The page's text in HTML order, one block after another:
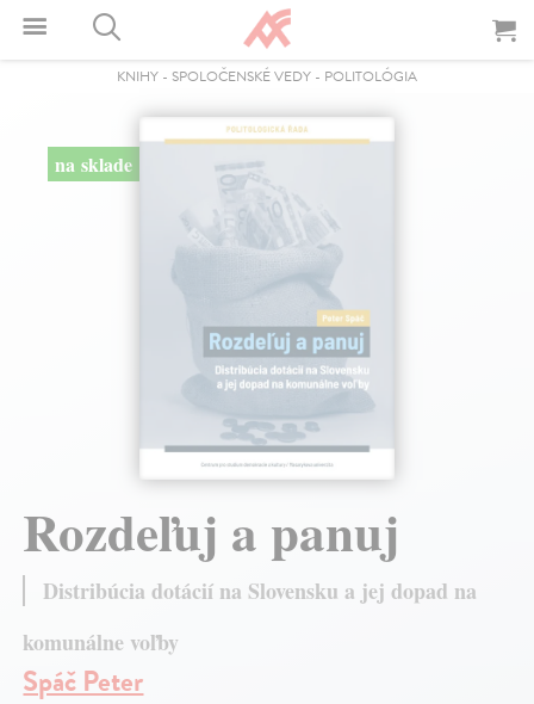
KNIHY - SPOLOČENSKÉ VEDY - POLITOLÓGIA
na sklade
Rozdeľuj a panuj
Distribúcia dotácií na Slovensku a jej dopad na
komunálne voľby
Spáč Peter